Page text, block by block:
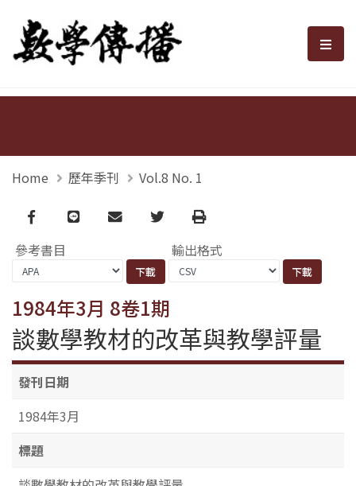
數學傳播 選
Home 歷年季刊 Vol.8 No. 1
Facebook
line email TwitterPrint
參考書目 輸出格式
1984年3月 8卷1期
談數學教材的改革與教學評量
發刊日期
1984年3月
標題